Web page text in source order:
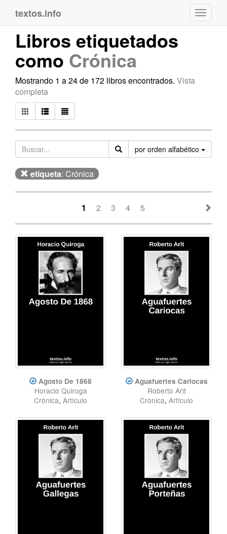
textos.info
Libros etiquetados
como Crónica
Mostrando 1 a 24 de 172 libros encontrados. Vista
completa
por orden alfabético
etiqueta: Crónica
1 2 3 4 5
Agosto De 1868
Horacio Quiroga
Crónica, Artículo
Aguafuertes Cariocas
Roberto Arlt
Crónica, Artículo